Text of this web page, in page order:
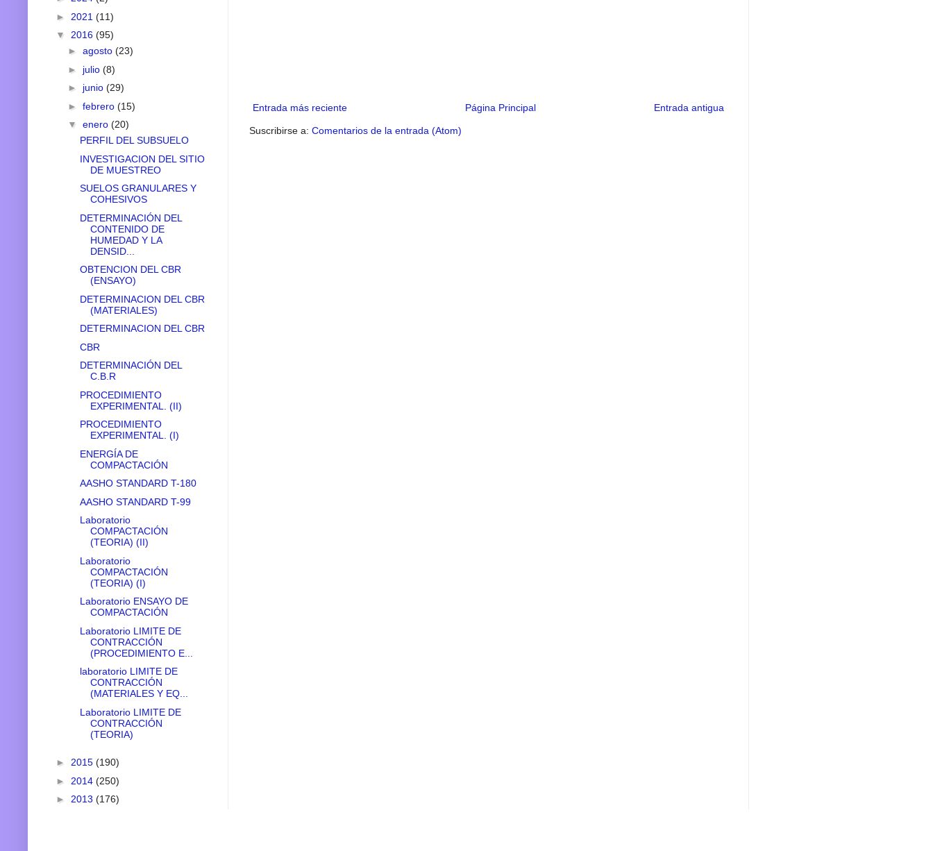
Entrada más reciente Entrada antigua
Página Principal
Suscribirse a: Comentarios de la entrada (Atom)
► 2021 (11)
▼ 2016 (95)
► agosto (23)
► julio (8)
► junio (29)
► febrero (15)
▼ enero (20)
PERFIL DEL SUBSUELO
INVESTIGACION DEL SITIO
DE MUESTREO
SUELOS GRANULARES Y
COHESIVOS
DETERMINACIÓN DEL
CONTENIDO DE
HUMEDAD Y LA
DENSID...
OBTENCION DEL CBR
(ENSAYO)
DETERMINACION DEL CBR
(MATERIALES)
DETERMINACION DEL CBR
CBR
DETERMINACIÓN DEL
C.B.R
PROCEDIMIENTO
EXPERIMENTAL. (II)
PROCEDIMIENTO
EXPERIMENTAL. (I)
ENERGÍA DE
COMPACTACIÓN
AASHO STANDARD T-180
AASHO STANDARD T-99
Laboratorio
COMPACTACIÓN
(TEORIA) (II)
Laboratorio
COMPACTACIÓN
(TEORIA) (I)
Laboratorio ENSAYO DE
COMPACTACIÓN
Laboratorio LIMITE DE
CONTRACCIÓN
(PROCEDIMIENTO E...
laboratorio LIMITE DE
CONTRACCIÓN
(MATERIALES Y EQ...
Laboratorio LIMITE DE
CONTRACCIÓN
(TEORIA)
► 2015 (190)
► 2014 (250)
► 2013 (176)